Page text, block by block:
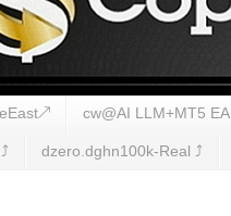
cw@AI LLM+MT5 EA
dzero.dghn100k-Real ⤴︎